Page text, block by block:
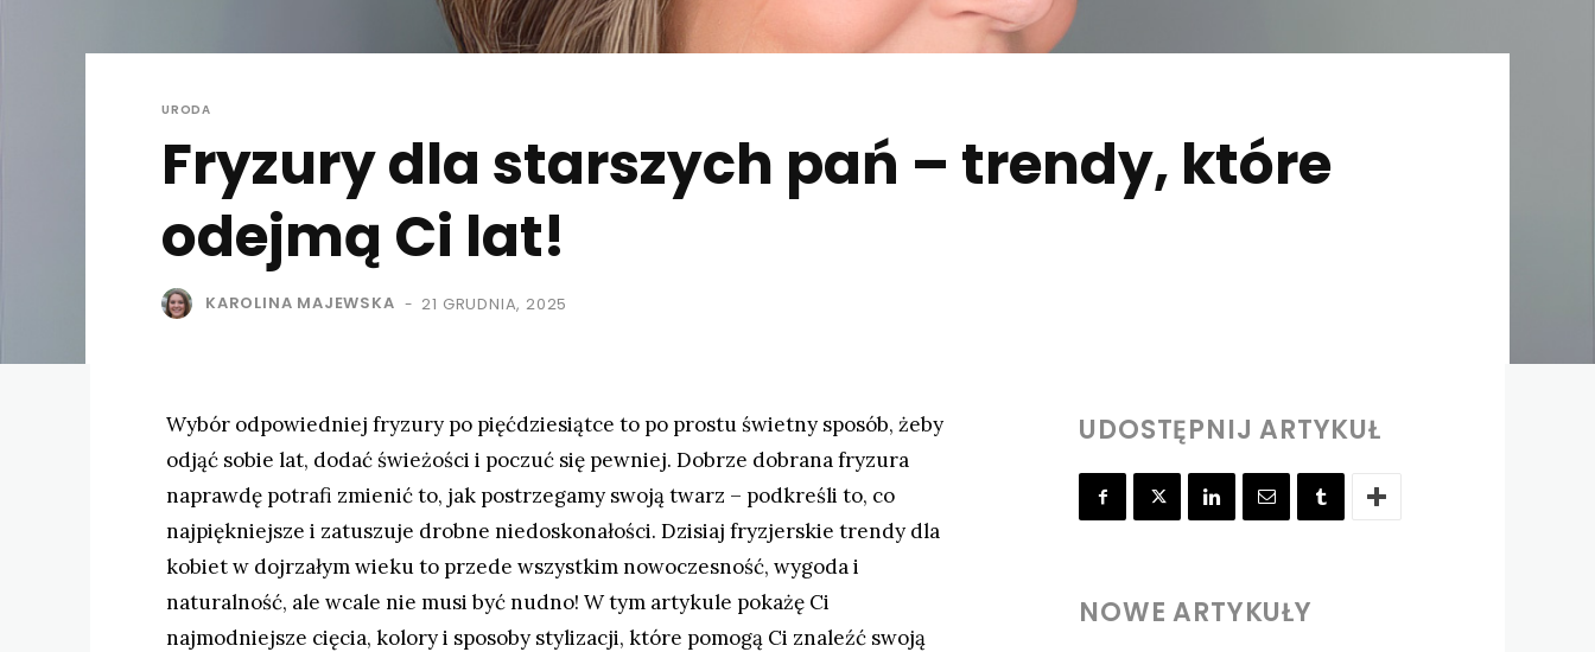
URODA
Fryzury dla starszych pań – trendy, które
odejmą Ci lat!
KAROLINA MAJEWSKA - 21 GRUDNIA, 2025
Wybór odpowiedniej fryzury po pięćdziesiątce to po prostu świetny sposób, żeby
odjąć sobie lat, dodać świeżości i poczuć się pewniej. Dobrze dobrana fryzura
naprawdę potrafi zmienić to, jak postrzegamy swoją twarz – podkreśli to, co
najpiękniejsze i zatuszuje drobne niedoskonałości. Dzisiaj fryzjerskie trendy dla
kobiet w dojrzałym wieku to przede wszystkim nowoczesność, wygoda i
naturalność, ale wcale nie musi być nudno! W tym artykule pokażę Ci
najmodniejsze cięcia, kolory i sposoby stylizacji, które pomogą Ci znaleźć swoją
UDOSTĘPNIJ ARTYKUŁ
NOWE ARTYKUŁY